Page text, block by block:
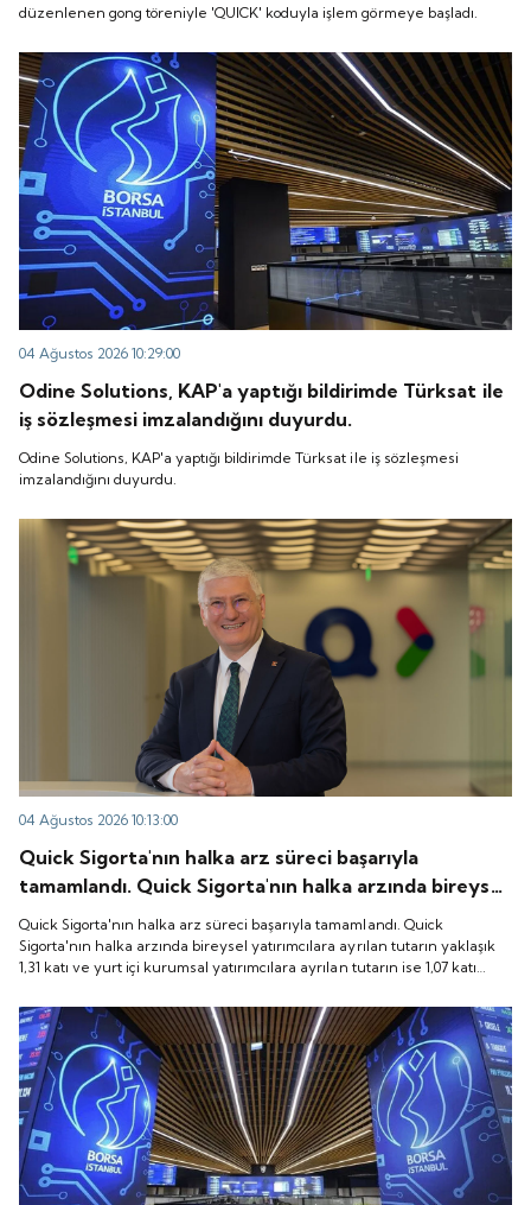
düzenlenen gong töreniyle 'QUICK' koduyla işlem görmeye başladı.
04 Ağustos 2026 10:29:00
Odine Solutions, KAP'a yaptığı bildirimde Türksat ile
iş sözleşmesi imzalandığını duyurdu.
Odine Solutions, KAP'a yaptığı bildirimde Türksat ile iş sözleşmesi
imzalandığını duyurdu.
04 Ağustos 2026 10:13:00
Quick Sigorta'nın halka arz süreci başarıyla
tamamlandı. Quick Sigorta'nın halka arzında bireysel
yatırımcılara ayrılan tutarın yaklaşık 1,31 katı ve yurt
içi kurumsal yatırımcılara ayrılan tutarın ise 1,07 katı
talep geldi. Quick Sigorta, 6 Ağustos 2026 tarihinde
görmeye başlayacak.
Quick Sigorta'nın halka arz süreci başarıyla tamamlandı. Quick
Sigorta'nın halka arzında bireysel yatırımcılara ayrılan tutarın yaklaşık
1,31 katı ve yurt içi kurumsal yatırımcılara ayrılan tutarın ise 1,07 katı
koduyla Borsa İstanbul'da işlem görmeye başlayacak.